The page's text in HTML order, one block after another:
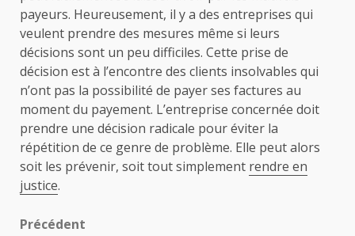
payeurs. Heureusement, il y a des entreprises qui
veulent prendre des mesures même si leurs
décisions sont un peu difficiles. Cette prise de
décision est à l’encontre des clients insolvables qui
n’ont pas la possibilité de payer ses factures au
moment du payement. L’entreprise concernée doit
prendre une décision radicale pour éviter la
répétition de ce genre de problème. Elle peut alors
soit les prévenir, soit tout simplement rendre en
justice.
Navigation
Précédent